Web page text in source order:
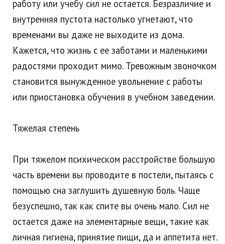
работу или учебу сил не остается. Безразличие и
внутренняя пустота настолько угнетают, что
временами вы даже не выходите из дома.
Кажется, что жизнь с ее заботами и маленькими
радостями проходит мимо. Тревожным звоночком
становится вынужденное увольнение с работы
или приостановка обучения в учебном заведении.
Тяжелая степень
При тяжелом психическом расстройстве большую
часть времени вы проводите в постели, пытаясь с
помощью сна заглушить душевную боль. Чаще
безуспешно, так как спите вы очень мало. Сил не
остается даже на элементарные вещи, такие как
личная гигиена, принятие пищи, да и аппетита нет.